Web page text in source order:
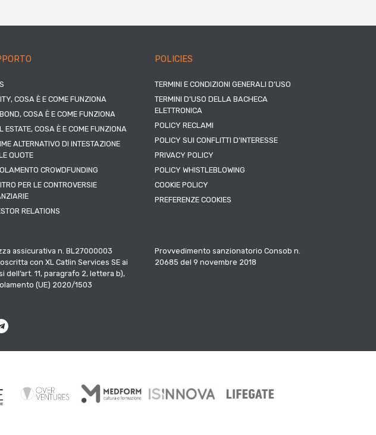
COSA È E COME FUNZIONA
COSA È E COME FUNZIONA
ESTATE, COSA È E COME FUNZIONA
ALTERNATIVO DI INTESTAZIONE
QUOTE
CROWDFUNDING
PER LE CONTROVERSIE
RELATIONS
POLICIES
TERMINI E CONDIZIONI GENERALI D’USO
TERMINI D’USO DELLA BACHECA
ELETTRONICA
POLICY RECLAMI
POLICY SUI CONFLITTI D’INTERESSE
PRIVACY POLICY
POLICY WHISTLEBLOWING
COOKIE POLICY
PREFERENZE COOKIES
assicurativa n. BL27000003
con XL Catlin Services SE ai
dell’art. 11, paragrafo 2, lettera b),
(UE) 2020/1503
Provvedimento sanzionatorio Consob n.
20685 del 9 novembre 2018